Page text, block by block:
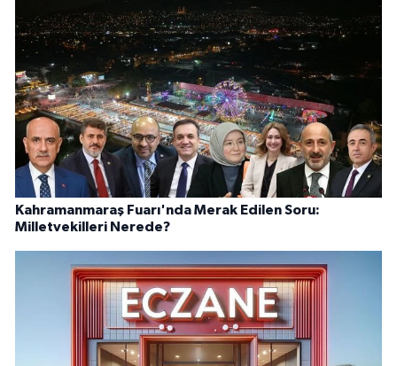
Kahramanmaraş Fuarı'nda Merak Edilen Soru:
Milletvekilleri Nerede?